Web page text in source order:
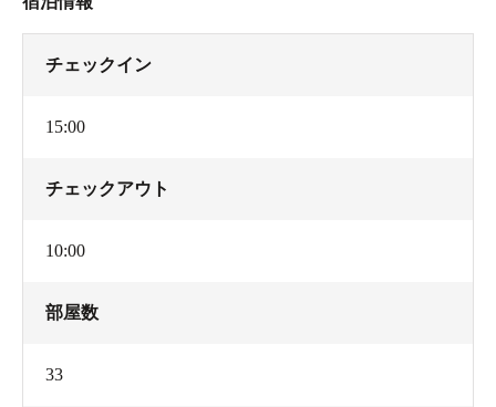
チェックイン
15:00
チェックアウト
10:00
部屋数
33